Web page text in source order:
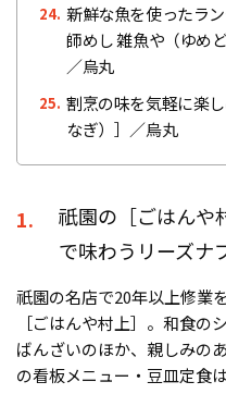
24. 新鮮な魚を使ったラ
師めし 雑魚や（ゆめ
／烏丸
25. 割烹の味を気軽に楽
なぎ）］／烏丸
1.
祇園の［ごはんや
で味わうリーズナ
祇園の名店で20年以上修業
［ごはんや村上］。和食
ばんざいのほか、親しみの
の看板メニュー・豆皿定食